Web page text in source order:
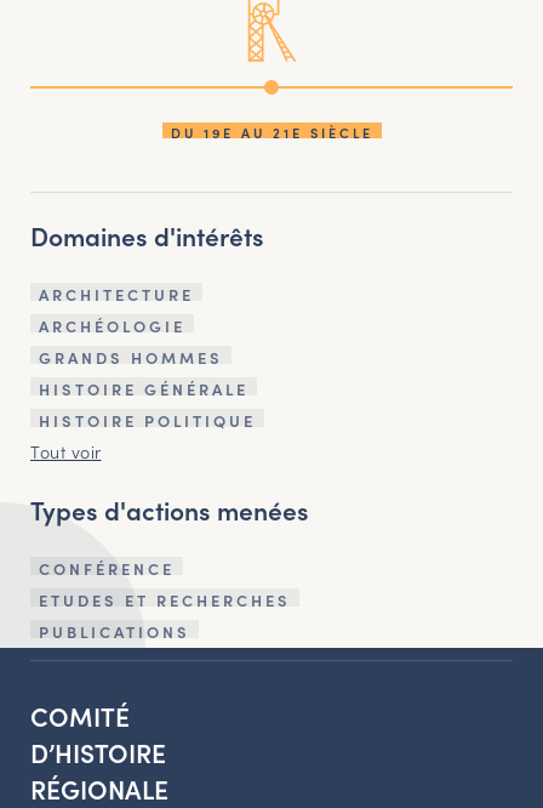
DU 19E AU 21E SIÈCLE
Domaines d'intérêts
ARCHITECTURE
ARCHÉOLOGIE
GRANDS HOMMES
HISTOIRE GÉNÉRALE
HISTOIRE POLITIQUE
Tout voir
Types d'actions menées
CONFÉRENCE
ETUDES ET RECHERCHES
PUBLICATIONS
COMITÉ
D’HISTOIRE
RÉGIONALE